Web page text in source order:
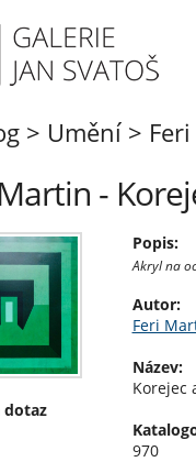
> Umění>
-
dotaz
Popis:
Akryl na
Autor:
Feri
Název:
Korejec
970